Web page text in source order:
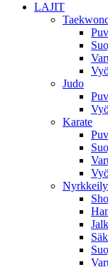
LAJIT
Judo
Karate
Nyrkkeily